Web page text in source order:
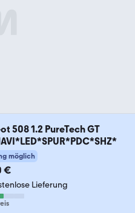
508 1.2 PureTech GT
möglich
€
Lieferung